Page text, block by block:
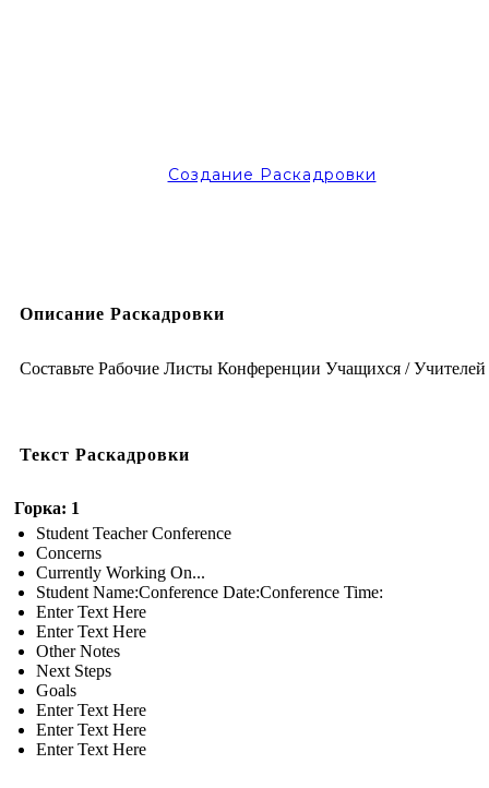
Создание Раскадровки
Описание Раскадровки
Составьте Рабочие Листы Конференции Учащихся / Учителей
Текст Раскадровки
Горка: 1
Student Teacher Conference
Concerns
Currently Working On...
Student Name:Conference Date:Conference Time:
Enter Text Here
Enter Text Here
Other Notes
Next Steps
Goals
Enter Text Here
Enter Text Here
Enter Text Here